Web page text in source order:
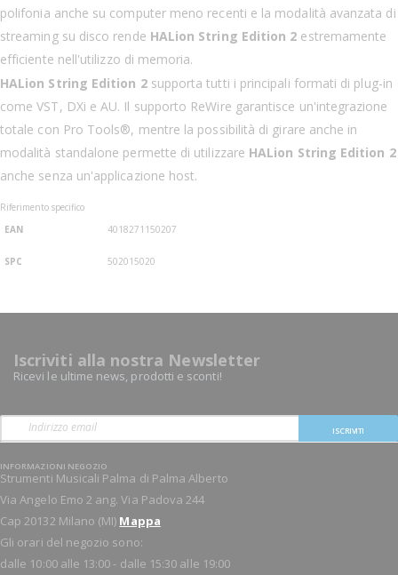
polifonia anche su computer meno recenti e la modalità avanzata di
streaming su disco rende HALion String Edition 2 estremamente
efficiente nell'utilizzo di memoria.
HALion String Edition 2 supporta tutti i principali formati di plug-in
come VST, DXi e AU. Il supporto ReWire garantisce un'integrazione
totale con Pro Tools®, mentre la possibilità di girare anche in
modalità standalone permette di utilizzare HALion String Edition 2
anche senza un'applicazione host.
Riferimento specifico
EAN
4018271150207
SPC 502015020
Iscriviti alla nostra Newsletter
Ricevi le ultime news, prodotti e sconti!
ISCRIVITI
INFORMAZIONI NEGOZIO
Strumenti Musicali Palma di Palma Alberto
Via Angelo Emo 2 ang. Via Padova 244
Cap 20132 Milano (MI) Mappa
Gli orari del negozio sono:
dalle 10:00 alle 13:00 - dalle 15:30 alle 19:00